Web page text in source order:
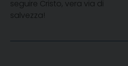
seguire Cristo, vera via di
salvezza!